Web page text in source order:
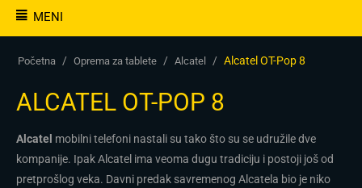
MENI
Početna / Oprema za tablete / Alcatel / Alcatel OT-Pop 8
ALCATEL OT-POP 8
Alcatel mobilni telefoni nastali su tako što su se udružile dve
kompanije. Ipak Alcatel ima veoma dugu tradiciju i postoji još od
pretprošlog veka. Davni predak savremenog Alcatela bio je niko